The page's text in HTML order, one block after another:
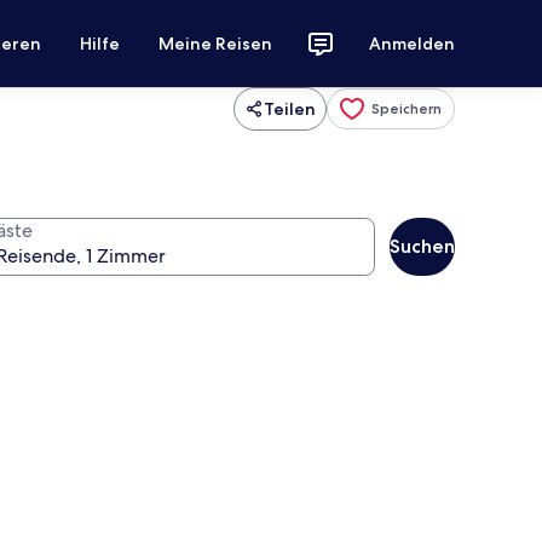
Hilfe Meine Reisen Anmelden
Teilen Speichern
Suchen